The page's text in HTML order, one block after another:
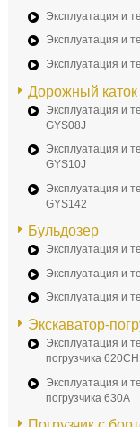
Эксплуатация и
Эксплуатация и
Эксплуатация и
Дорожный каток
Эксплуатация и
GYS08J
Эксплуатация и
GYS10J
Эксплуатация и
GYS142
Бульдозер
Эксплуатация и
Эксплуатация и
Эксплуатация и
Экскаватор-
Эксплуатация и
погрузчика 620CH
Эксплуатация и
погрузчика 630A